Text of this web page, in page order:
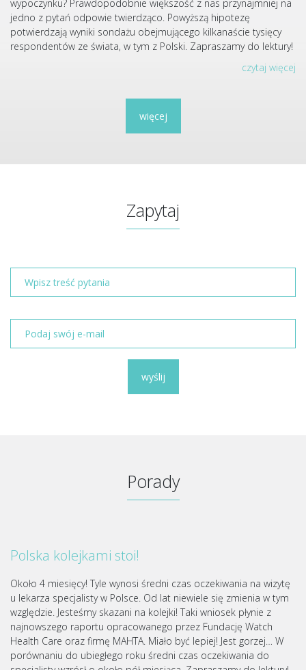
wypoczynku? Prawdopodobnie większość z nas przynajmniej na
jedno z pytań odpowie twierdząco. Powyższą hipotezę
potwierdzają wyniki sondażu obejmującego kilkanaście tysięcy
respondentów ze świata, w tym z Polski. Zapraszamy do lektury!
czytaj więcej
więcej
Zapytaj
wyślij
Porady
Polska kolejkami stoi!
Około 4 miesięcy! Tyle wynosi średni czas oczekiwania na wizytę
u lekarza specjalisty w Polsce. Od lat niewiele się zmienia w tym
względzie. Jesteśmy skazani na kolejki! Taki wniosek płynie z
najnowszego raportu opracowanego przez Fundację Watch
Health Care oraz firmę MAHTA. Miało być lepiej! Jest gorzej… W
porównaniu do ubiegłego roku średni czas oczekiwania do